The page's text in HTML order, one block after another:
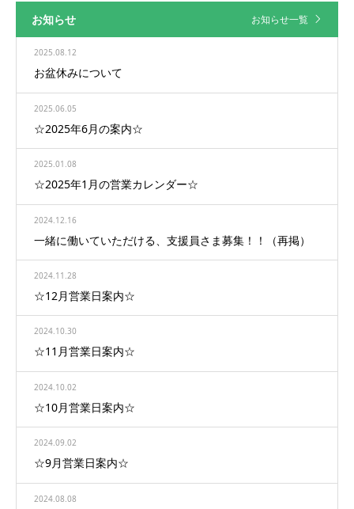
お知らせ お知らせ一覧
2025.08.12
お盆休みについて
2025.06.05
☆2025年6月の案内☆
2025.01.08
☆2025年1月の営業カレンダー☆
2024.12.16
一緒に働いていただける、支援員さま募集！！（再掲）
2024.11.28
☆12月営業日案内☆
2024.10.30
☆11月営業日案内☆
2024.10.02
☆10月営業日案内☆
2024.09.02
☆9月営業日案内☆
2024.08.08